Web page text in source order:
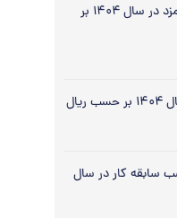
قیمت تمام شده حقوق و دستمزد در سال ۱۴۰۴ بر
سابقه کار در سال